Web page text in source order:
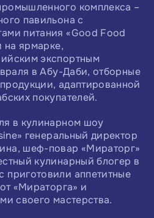
комплекса –
павильона с
питания «Good Food
на ярмарке,
экспортным
в Абу-Даби, отборные
адаптированной
покупателей.
в кулинарном шоу
генеральный директор
шеф-повар «Мираторг»
кулинарный блогер в
аппетитные
«Мираторга» и
своего мастерства.